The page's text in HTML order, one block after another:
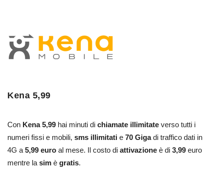
Kena 5,99
Con Kena 5,99 hai minuti di chiamate illimitate verso tutti i
numeri fissi e mobili, sms illimitati e 70 Gigadi traffico dati in
4G a 5,99 euro al mese. Il costo di attivazione è di 3,99 euro
mentre la sim è gratis.